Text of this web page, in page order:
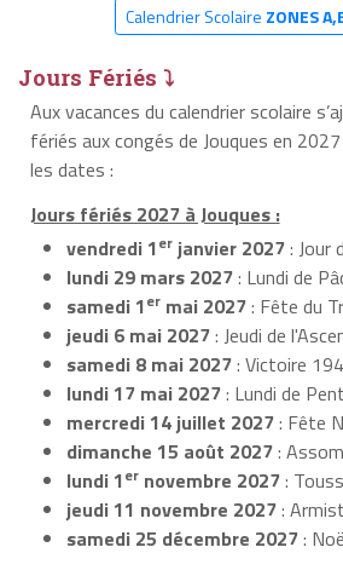
Calendrier Scolaire ZONES
Jours Fériés ⤵
Aux vacances du calendrier scolaire
fériés aux congés de Jouques en
les dates :
Jours fériés 2027 à Jouques :
vendredi 1er janvier 2027: Jour
lundi 29 mars 2027: Lundi de
samedi 1er mai 2027: Fête du
jeudi 6 mai 2027: Jeudi de
samedi 8 mai 2027: Victoire
lundi 17 mai 2027: Lundi de
mercredi 14 juillet 2027: Fête
dimanche 15 août 2027:
lundi 1er novembre 2027:
jeudi 11 novembre 2027:
samedi 25 décembre 2027: